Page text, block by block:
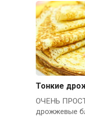
Тонкие
ОЧЕНЬ
дрожжевые